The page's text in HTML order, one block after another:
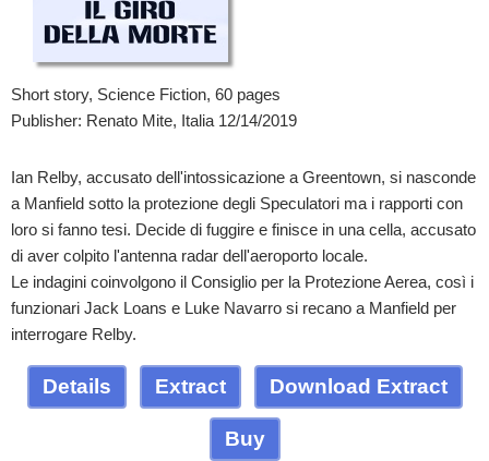
Short story, Science Fiction, 60 pages
Publisher: Renato Mite, Italia 12/14/2019
Ian Relby, accusato dell'intossicazione a Greentown, si nasconde
a Manfield sotto la protezione degli Speculatori ma i rapporti con
loro si fanno tesi. Decide di fuggire e finisce in una cella, accusato
di aver colpito l'antenna radar dell'aeroporto locale.
Le indagini coinvolgono il Consiglio per la Protezione Aerea, così i
funzionari Jack Loans e Luke Navarro si recano a Manfield per
interrogare Relby.
Details Extract Download Extract
Buy